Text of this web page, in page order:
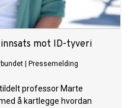
mot ID-tyveri
Pressemelding
professor Marte
å kartlegge hvordan